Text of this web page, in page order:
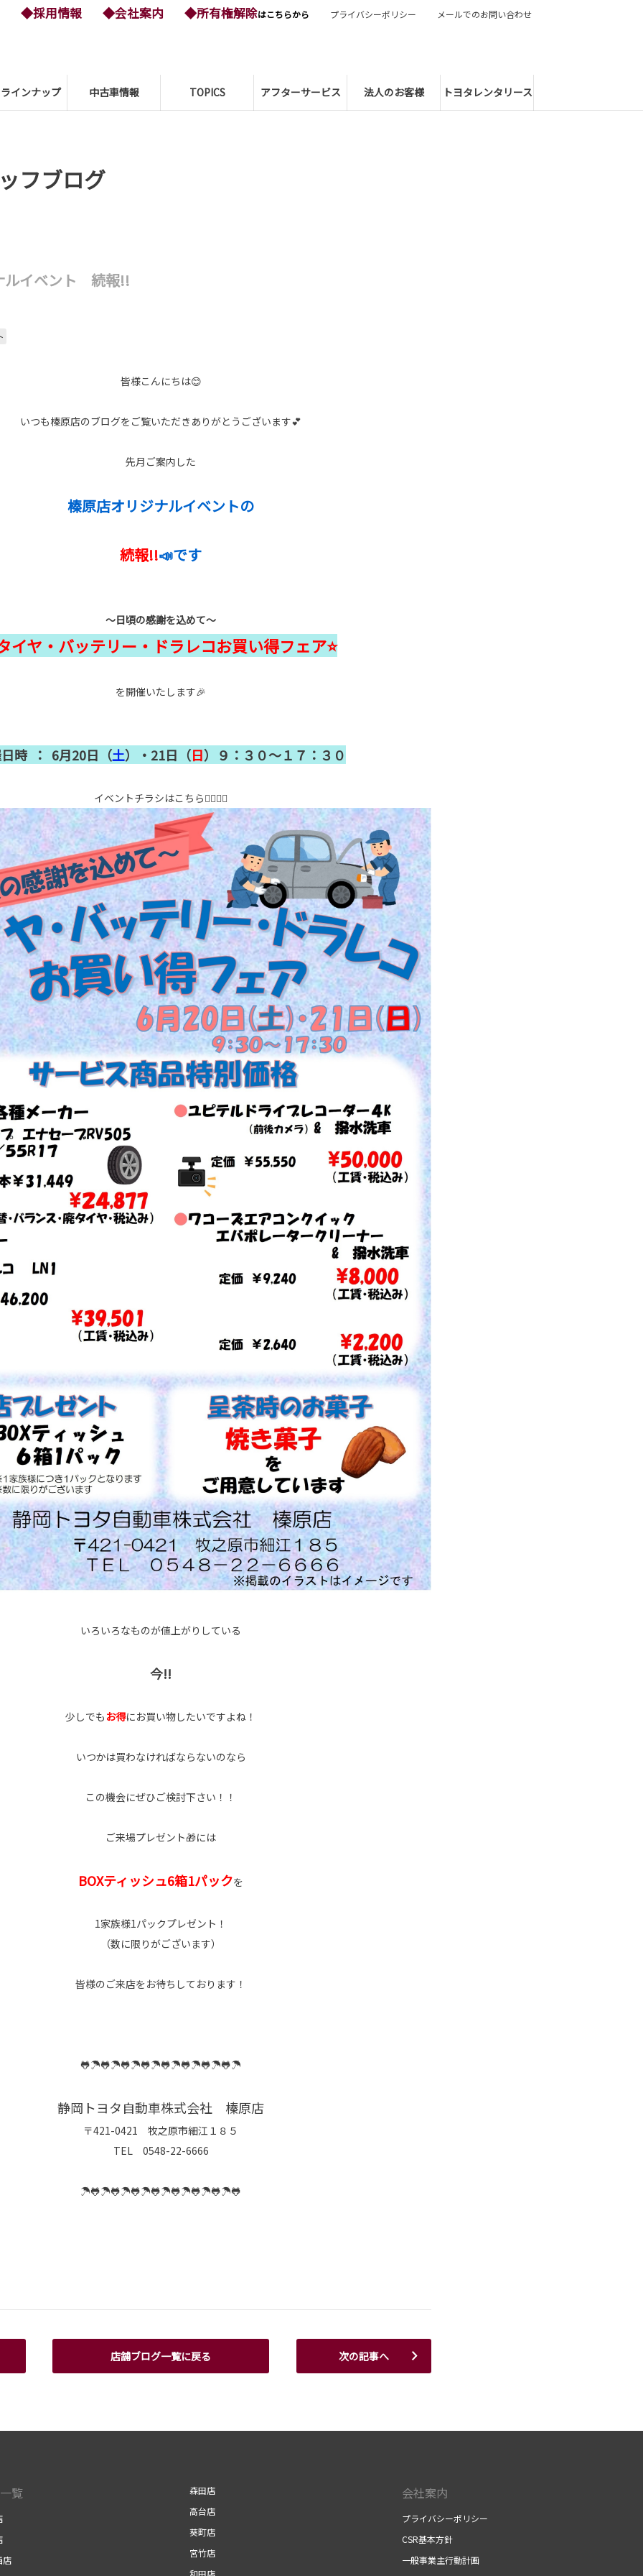
インナップ 中古車情報 TOPICS アフターサービス 法人のお客様 トヨタレンタリース
◆採用情報 ◆会社案内 ◆所有権解除はこちらから プライバシーポリシー メールでのお問い合わせ
フブログ
ルイベント 続報!!
皆様こんにちは😊
いつも榛原店のブログをご覧いただきありがとうございます💕
先月ご案内した
榛原店オリジナルイベントの
続報!!📣です
～日頃の感謝を込めて～
イヤ・バッテリー・ドラレコお買い得フェア⭐
を開催いたします🎉
時 ： 6月20日（土）・21日（日）９：３０～１７：３０
イベントチラシはこちら👇🏻👇🏻
いろいろなものが値上がりしている
今!!
少しでも お得にお買い物したいですよね！
いつかは買わなければならないのなら
この機会にぜひご検討下さい！！
ご来場プレゼント🎁には
BOXティッシュ6箱1パックを
1家族様1パックプレゼント！
（数に限りがございます）
皆様のご来店をお待ちしております！
🐸☂️🐸☂️🐸☂️🐸☂️🐸☂️🐸☂️🐸☂️🐸☂️
静岡トヨタ自動車株式会社 榛原店
〒421-0421 牧之原市細江１８５
TEL 0548-22-6666
☂️🐸☂️🐸☂️🐸☂️🐸☂️🐸☂️🐸☂️🐸☂️🐸
店舗ブログ一覧に戻る 次の記事へ
覧
店
森田店
高台店
葵町店
宮竹店
和田店
会社案内
プライバシーポリシー
CSR基本方針
一般事業主行動計画